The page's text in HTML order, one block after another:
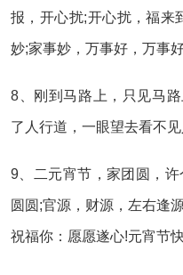
报，开心扰;开心扰，福来
妙;家事妙，万事好，万事
8、刚到马路上，只见马
了人行道，一眼望去看不见
9、二元宵节，家团圆，
圆圆;官源，财源，左右逢
祝福你：愿愿遂心!元宵节